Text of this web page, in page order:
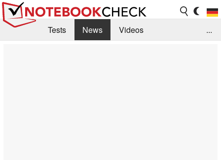
Tests News
Videos
...